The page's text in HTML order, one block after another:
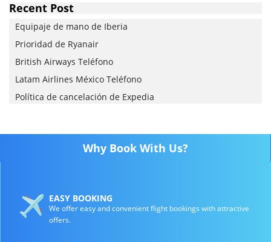
Recent Post
Equipaje de mano de Iberia
Prioridad de Ryanair
British Airways Teléfono
Latam Airlines México Teléfono
Política de cancelación de Expedia
Why Book With Us?
EASY BOOKING
We offer easy and convenient flight bookings with attractive
offers.